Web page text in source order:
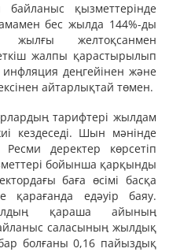
қызметтерінде
бес жылда 144%-ды
желтоқсанмен
жалпы қарастырылып
деңгейінен және
айтарлықтай төмен.
тарифтері жылдам
кездеседі. Шын мәнінде
деректер көрсетіп
бойынша қарқынды
баға өсімі басқа
қарағанда едәуір баяу.
қараша айының
саласының жылдық
болғаны 0,16 пайыздық